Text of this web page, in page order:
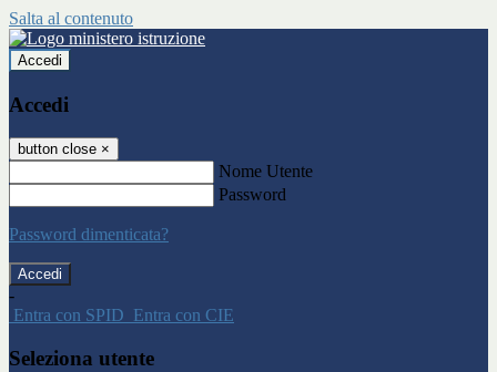
Salta al contenuto
Accedi
Accedi
button close ×
Nome Utente
Password
Password dimenticata?
-
Entra con SPID Entra con CIE
Seleziona utente